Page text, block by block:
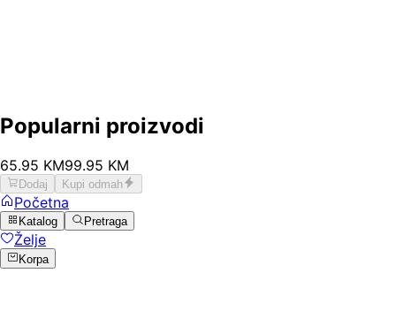
Popularni proizvodi
65.95 KM99.95 KM
Dodaj Kupi odmah
Početna
Katalog Pretraga
Želje
Korpa